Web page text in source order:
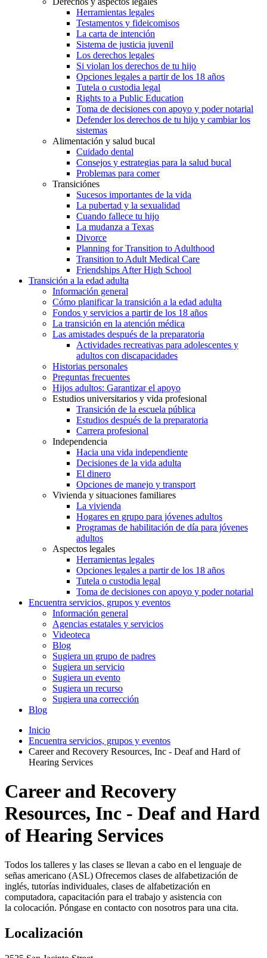
Herramientas legales
Testamentos y fideicomisos
La carta de intención
Sistema de justicia juvenil
Los derechos legales
Si violan los derechos de tu hijo
Opciones legales a partir de los 18 años
Tutela o custodia legal
Rights to a Public Education
Toma de decisiones con apoyo y poder notarial
Defender los derechos de tu hijo y cambiar los
sistemas
Alimentación y salud bucal
Cuidado dental
Consejos y estrategias para la salud bucal
Problemas para comer
Transiciónes
Sucesos importantes de la vida
La pubertad y la sexualidad
Cuando fallece tu hijo
La mudanza a Texas
Divorce
Planning for Transition to Adulthood
Transition to Adult Medical Care
Friendships After High School
Transición a la edad adulta
Información general
Cómo planificar la transición a la edad adulta
Fondos y servicios a partir de los 18 años
La transición en la atención médica
Las amistades después de la preparatoria
Actividades recreativas para adolescentes y
adultos con discapacidades
Historias personales
Preguntas frecuentes
Hijos adultos: Garantizar el apoyo
Estudios universitarios y vida profesional
Transición de la escuela pública
Estudios después de la preparatoria
Carrera profesional
Independencia
Hacia una vida independiente
Decisiones de la vida adulta
El dinero
Opciones de manejo y transport
Vivienda y situaciones familiares
La vivienda
Hogares en grupo para jóvenes adultos
Programas de habilitación de día para jóvenes
adultos
Aspectos legales
Herramientas legales
Opciones legales a partir de los 18 años
Tutela o custodia legal
Toma de decisiones con apoyo y poder notarial
Encuentra servicios, grupos y eventos
Información general
Agencias estatales y servicios
Videoteca
Blog
Sugiera un grupo de padres
Sugiera un servicio
Sugiera un evento
Sugiera un recurso
Sugiera una corrección
Blog
Inicio
Encuentra servicios, grupos y eventos
Career and Recovery Resources, Inc - Deaf and Hard of
Hearing Services
Career and Recovery
Resources, Inc - Deaf and Hard
of Hearing Services
Todos los talleres y las clases se llevan a cabo en el lenguaje de
señas americano (ASL) Ofrecemos clases de alfabetización de
inglés, tutorías individuales, clases de alfabetización en
computadora, capacitación para el trabajo y asistencia con
la colocación. Póngase en contacto con nosotros para una cita.
Localización